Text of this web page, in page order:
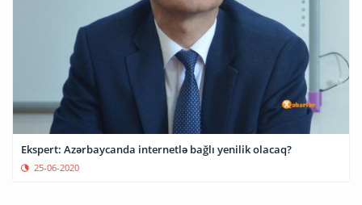
Ekspert: Azərbaycanda internetlə bağlı yenilik olacaq?
25-06-2020